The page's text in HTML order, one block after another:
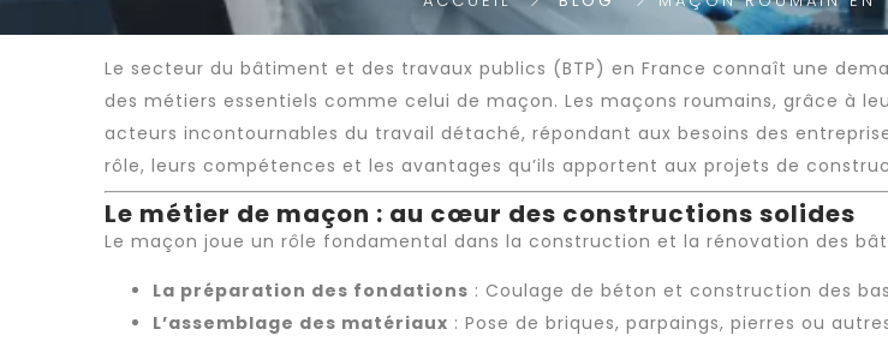
Le secteur du bâtiment et des travaux publics (BTP) en France connaît une
des métiers essentiels comme celui de maçon. Les maçons roumains, grâce à
acteurs incontournables du travail détaché, répondant aux besoins des
rôle, leurs compétences et les avantages qu’ils apportent aux projets de
Le métier de maçon : au cœur des constructions solides
Le maçon joue un rôle fondamental dans la construction et la rénovation des
La préparation des fondations : Coulage de béton et construction des
L’assemblage des matériaux : Pose de briques, parpaings, pierres ou